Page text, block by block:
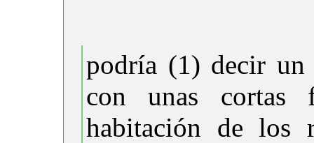
podría (1) decir un
con unas cortas
habitación de los